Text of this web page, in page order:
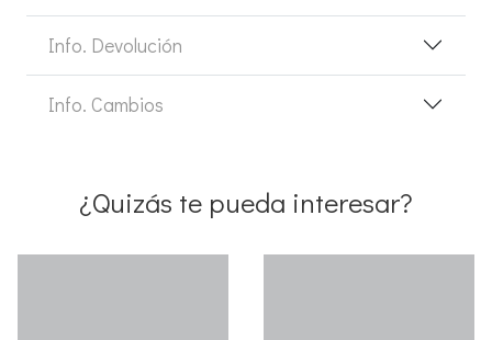
Info. Devolución
Info. Cambios
¿Quizás te pueda interesar?